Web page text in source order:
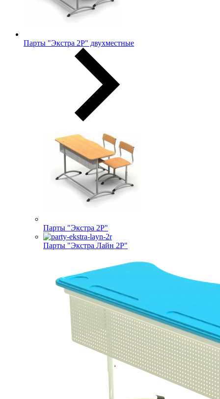
Парты "Экстра 2Р" двухместные
Парты "Экстра 2Р"
Парты "Экстра Лайн 2Р"